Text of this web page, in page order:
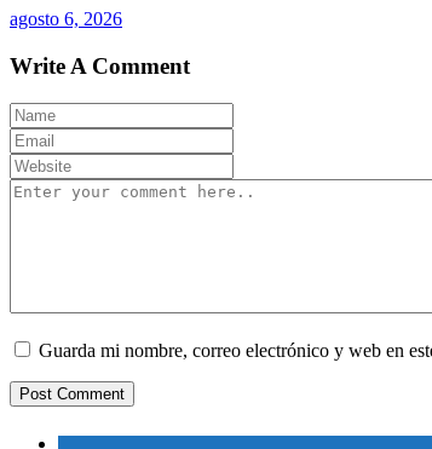
agosto 6, 2026
Write A Comment
Guarda mi nombre, correo electrónico y web en